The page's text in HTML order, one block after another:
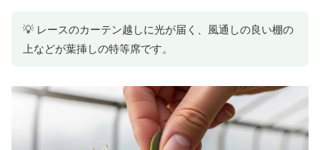
💡 レースのカーテン越しに光が届く、風通しの良い棚の
上などが葉挿しの特等席です。